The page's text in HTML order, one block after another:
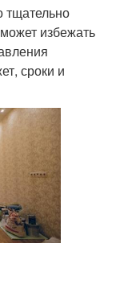
тщательно
избежать
сроки и